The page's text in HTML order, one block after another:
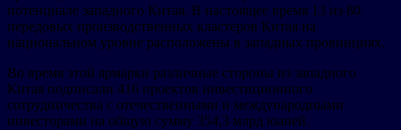
потенциале западного Китая. В настоящее время 13 из 80
передовых производственных кластеров Китая на
национальном уровне расположены в западных провинциях.
Во время этой ярмарки различные стороны из западного
Китая подписали 416 проектов инвестиционного
сотрудничества с отечественными и международными
инвесторами на общую сумму 354,3 млрд юаней.